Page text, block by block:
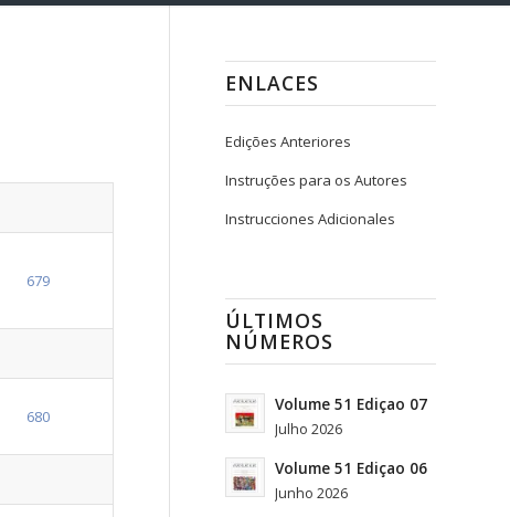
679
680
ENLACES
Edições Anteriores
Instruções para os Autores
Instrucciones Adicionales
ÚLTIMOS
NÚMEROS
Volume 51 Ediçao 07
Julho 2026
Volume 51 Ediçao 06
Junho 2026